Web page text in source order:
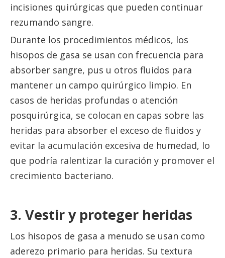
incisiones quirúrgicas que pueden continuar
rezumando sangre.
Durante los procedimientos médicos, los
hisopos de gasa se usan con frecuencia para
absorber sangre, pus u otros fluidos para
mantener un campo quirúrgico limpio. En
casos de heridas profundas o atención
posquirúrgica, se colocan en capas sobre las
heridas para absorber el exceso de fluidos y
evitar la acumulación excesiva de humedad, lo
que podría ralentizar la curación y promover el
crecimiento bacteriano.
3. Vestir y proteger heridas
Los hisopos de gasa a menudo se usan como
aderezo primario para heridas. Su textura